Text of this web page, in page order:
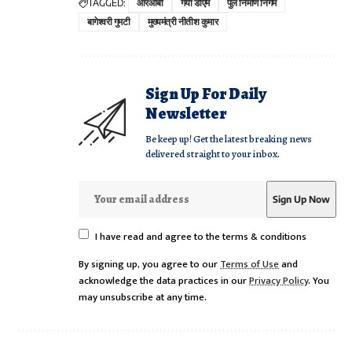
TAGGED: आरओबी गया डीएम
पुल निर्माण निगम
बागेश्वरी गुमटी
मुख्यमंत्री नीतीश कुमार
Sign Up For Daily
Newsletter
Be keep up! Get the latest breaking news
delivered straight to your inbox.
I have read and agree to the terms & conditions
By signing up, you agree to ourTerms of Useand
acknowledge the data practices in ourPrivacy Policy. You
may unsubscribe at any time.